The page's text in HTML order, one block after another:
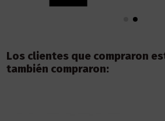
Los clientes que compraron
también compraron: